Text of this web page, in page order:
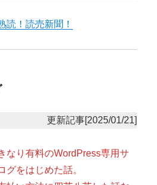
読！読売新聞！
更新記事[2025/01/21]
なり有料のWordPress専用サ
グをはじめた話。